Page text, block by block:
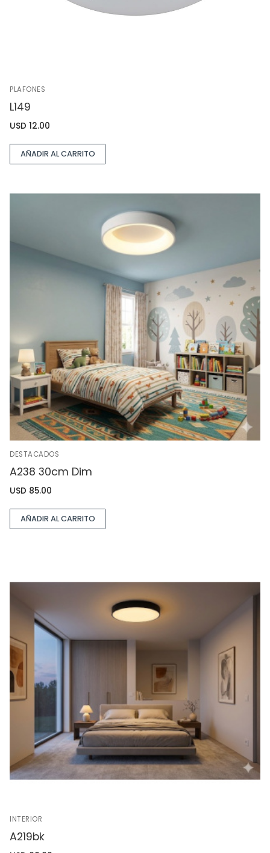
PLAFONES
L149
USD 12.00
AÑADIR AL CARRITO
DESTACADOS
A238 30cm Dim
USD 85.00
AÑADIR AL CARRITO
INTERIOR
A219bk